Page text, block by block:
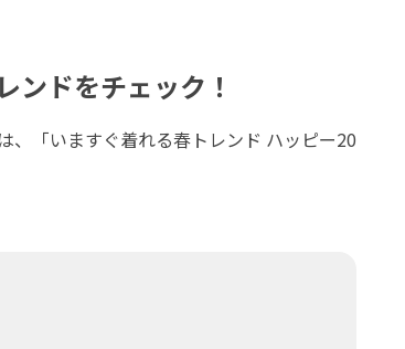
ンドをチェック！
、「いますぐ着れる春トレンド ハッピー20